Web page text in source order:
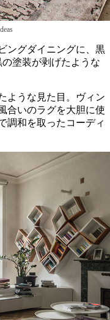
ングダイニングに、黒
塗装が剥げたような
ような見た目。ヴィン
合いのラグを大胆に使
調和を取ったコーディ